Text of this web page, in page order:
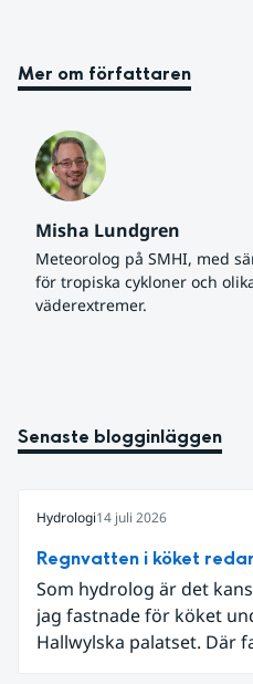
Mer om författaren
Misha Lundgren
Meteorolog på SMHI, med
för tropiska cykloner och
väderextremer.
Senaste blogginläggen
Hydrologi14 juli 2026
Regnvatten i köket
Som hydrolog är det
jag fastnade för köket
Hallwylska palatset. Där